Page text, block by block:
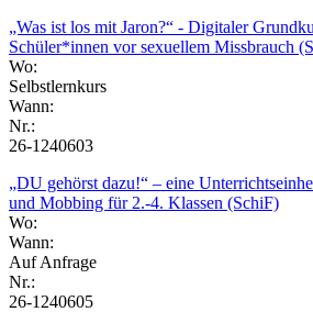
„Was ist los mit Jaron?“ - Digitaler
Schüler*innen vor sexuellem Missbrauch
Wo:
Selbstlernkurs
Wann:
Nr.:
26-1240603
„DU gehörst dazu!“ – eine
und Mobbing für 2.-4. Klassen (SchiF)
Wo:
Wann:
Auf Anfrage
Nr.:
26-1240605